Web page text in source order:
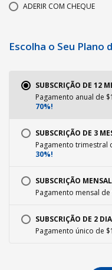
ADERIR COM CHEQUE
Escolha o Seu Plano
SUBSCRIÇÃO DE 12
Pagamento anual de
70%!
SUBSCRIÇÃO DE 3
Pagamento trimestral
30%!
SUBSCRIÇÃO
Pagamento mensal de
SUBSCRIÇÃO DE 2
Pagamento único de